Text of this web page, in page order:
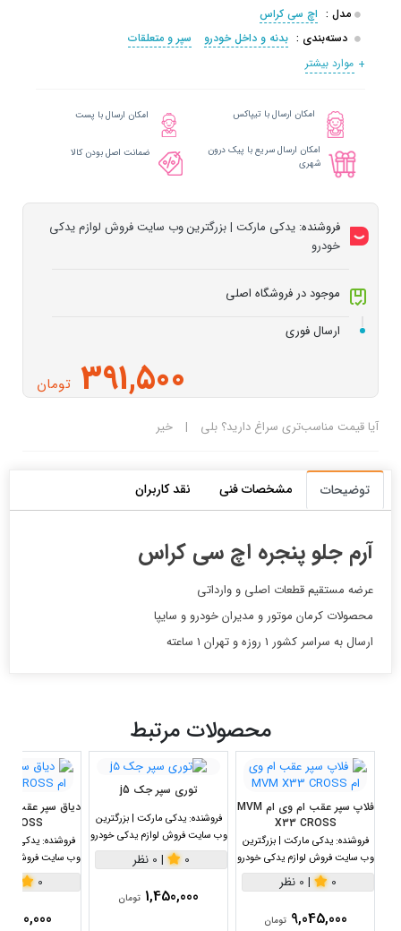
مدل : اچ سی کراس
دسته‌بندی : بدنه و داخل خودرو
سپر و متعلقات
موارد بیشتر
امکان ارسال با تیپاکس امکان ارسال با پست
امکان ارسال سریع با پیک درون
شهری
ضمانت اصل بودن کالا
فروشنده: یدکی مارکت | بزرگترین وب سایت فروش لوازم یدکی
خودرو
موجود در فروشگاه اصلی
ارسال فوری
391,500 تومان
آیا قیمت مناسب‌تری سراغ دارید؟ بلی | خیر
توضیحات مشخصات فنی نقد کاربران
آرم جلو پنجره اچ سی کراس
عرضه مستقیم قطعات اصلی و وارداتی
محصولات کرمان موتور و مدیران خودرو و سایپا
ارسال به سراسر کشور 1 روزه و تهران 1 ساعته
محصولات مرتبط
فلاپ سپر عقب ام وی ام MVM
X33 CROSS
فروشنده: یدکی مارکت | بزرگترین
وب سایت فروش لوازم یدکی خودرو
0
| 0 نظر
9,045,000 تومان
توری سپر جک j5
فروشنده: یدکی مارکت | بزرگترین
وب سایت فروش لوازم یدکی خودرو
0
| 0 نظر
1,450,000 تومان
CROSS
فروشنده: یدکی
وب سایت فروش
0